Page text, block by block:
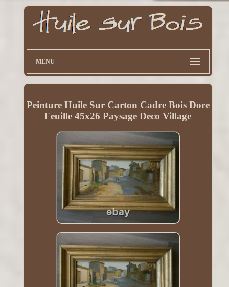
MENU
Peinture Huile Sur Carton Cadre Bois Dore
Feuille 45x26 Paysage Deco Village